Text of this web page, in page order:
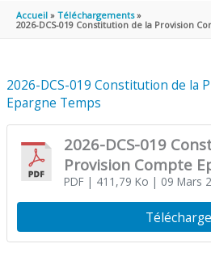
Accueil
Téléchargements
2026-DCS-019 Constitution de la Provision
2026-DCS-019 Constitution de la
Epargne Temps
2026-DCS-019
Provision Compte
PDF| 411,79 Ko | 09 Mars